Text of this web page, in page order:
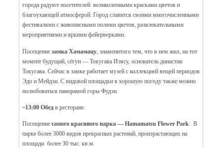
города радуют посетителей великолепными красками цветов и
благоухающей атмосферой. Город славится своими многочисленными
фестивалями с живописными полями цветов, развлекательными
мероприятиями и яркими фейерверками.
Посещение замка Хамамацу , знаменитого тем, что в нем жил, на тот
момент будущий, сёгун — Токугава Иэясу, основатель династии
Токугава. Сейчас в замке работает музей с коллекцией вещей периодов
Эдо и Мейдзи. С видовой площадки в хорошую погоду также можно
полюбоваться панорамой горы Фудзи.
~13:00 Обед в ресторане
Посещение самого красивого парка — Hamamatsu Flower Park. В
парке более 3000 видов прекрасных растений, произрастающих на
площади более 30 тыс. кв.м.